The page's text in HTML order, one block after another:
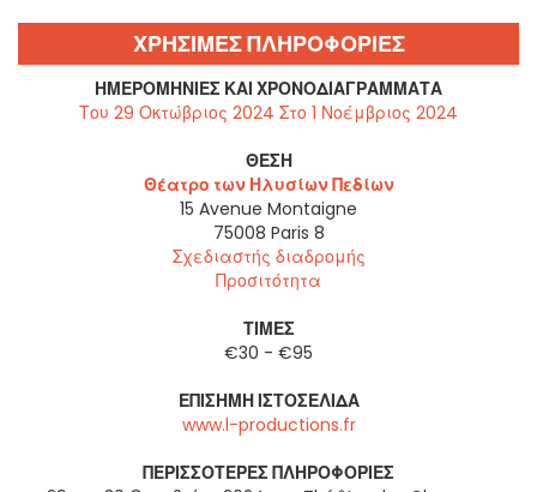
ΧΡΗΣΙΜΕΣ ΠΛΗΡΟΦΟΡΙΕΣ
ΗΜΕΡΟΜΗΝΊΕΣ ΚΑΙ ΧΡΟΝΟΔΙΑΓΡΆΜΜΑΤΑ
Του 29 Οκτώβριος 2024 Στο 1 Νοέμβριος 2024
ΘΈΣΗ
Θέατρο των Ηλυσίων Πεδίων
15 Avenue Montaigne
75008 Paris 8
Σχεδιαστής διαδρομής
Προσιτότητα
ΤΙΜΈΣ
€30 - €95
ΕΠΊΣΗΜΗ ΙΣΤΟΣΕΛΊΔΑ
www.l-productions.fr
ΠΕΡΙΣΣΌΤΕΡΕΣ ΠΛΗΡΟΦΟΡΊΕΣ